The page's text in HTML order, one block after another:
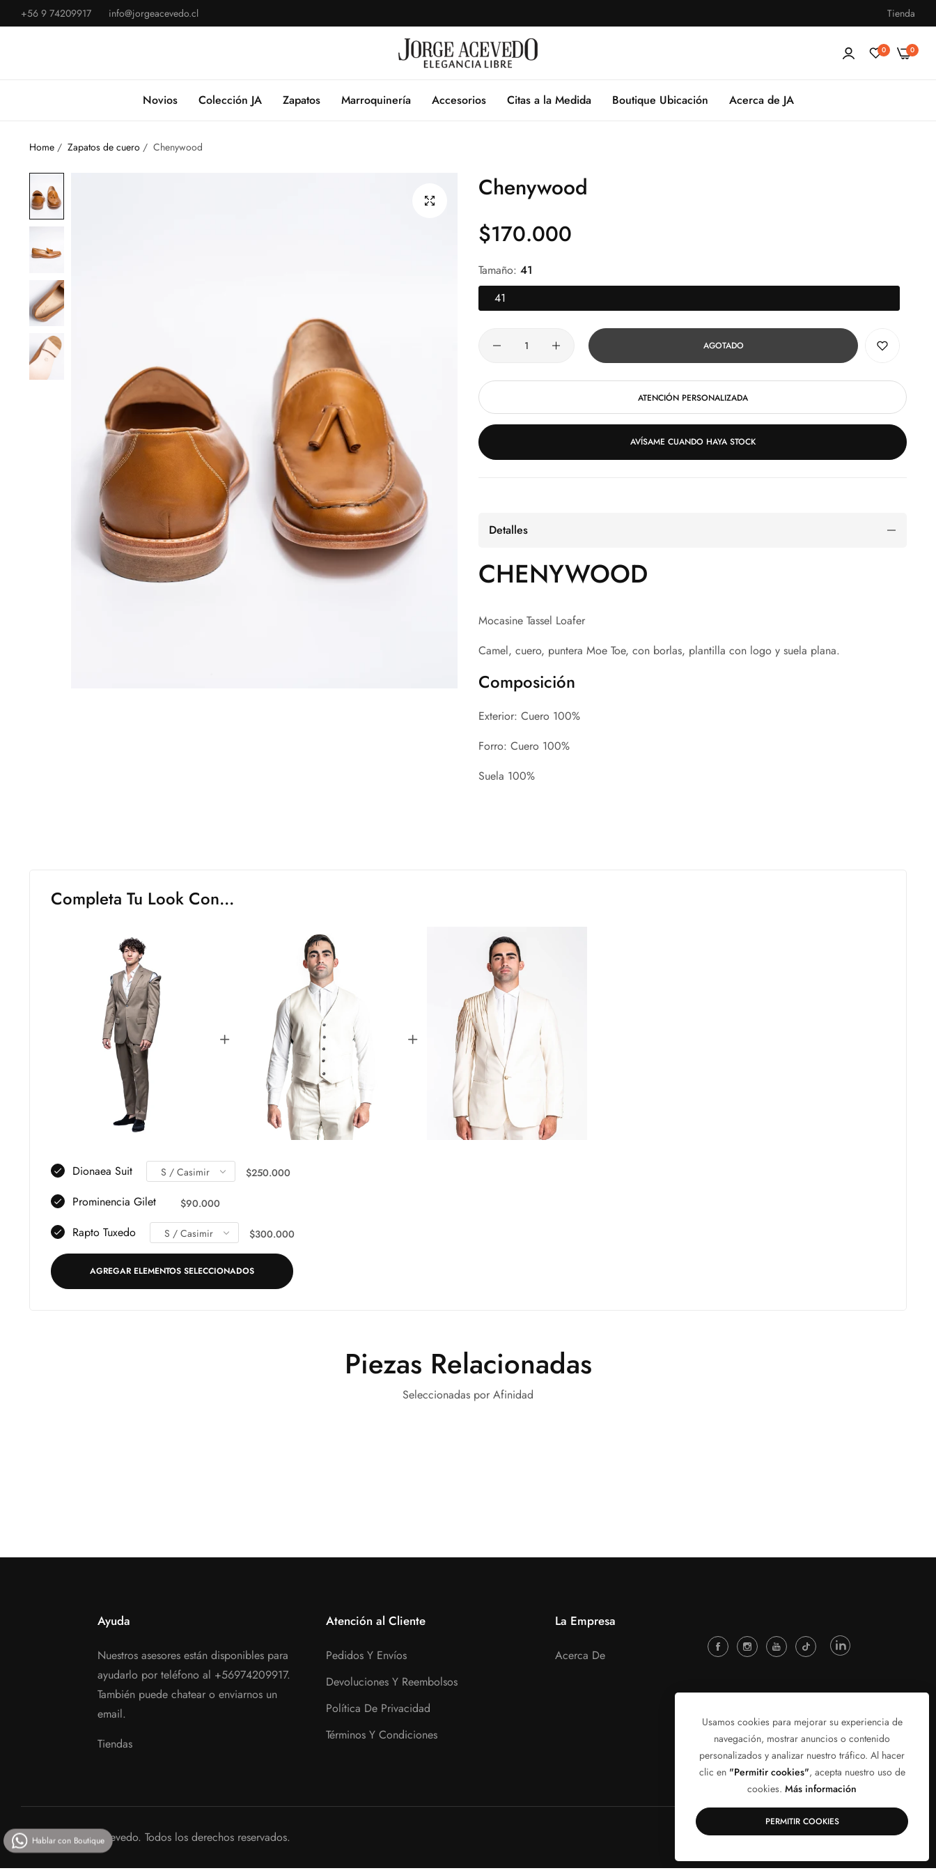
+56 9 74209917 info@jorgeacevedo.cl Tienda
0 0
Novios Colección JA Zapatos Marroquinería Accesorios Citas a la Medida Boutique Ubicación Acerca de JA
Home / Zapatos de cuero / Chenywood
Chenywood
Precio
regular
$170.000
Tamaño: 41
41
AGOTADO
ATENCIÓN PERSONALIZADA
AVÍSAME CUANDO HAYA STOCK
Detalles
CHENYWOOD
Mocasine Tassel Loafer
Camel, cuero, puntera Moe Toe, con borlas, plantilla con logo y suela plana.
Composición
Exterior: Cuero 100%
Forro: Cuero 100%
Suela 100%
Completa Tu Look Con...
Dionaea Suit
Precio
$250.000
Prominencia Gilet
Precio
regular
$90.000
Rapto Tuxedo
Precio
$300.000
AGREGAR ELEMENTOS SELECCIONADOS
Piezas Relacionadas
Seleccionadas por Afinidad
Ayuda
Nuestros asesores están disponibles para
ayudarlo por teléfono al +56974209917.
También puede chatear o enviarnos un
email.
Tiendas
Atención al Cliente
Pedidos Y Envíos
Devoluciones Y Reembolsos
Política De Privacidad
Términos Y Condiciones
La Empresa
Acerca De
© 2025 JorgeAcevedo. Todos los derechos reservados.
Usamos cookies para mejorar su experiencia de
navegación, mostrar anuncios o contenido
personalizados y analizar nuestro tráfico. Al hacer
clic en "Permitir cookies", acepta nuestro uso de
cookies. Más información
PERMITIR COOKIES